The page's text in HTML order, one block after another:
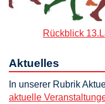
Rückblick
Aktuelles
In unserer Rubrik
aktuelle